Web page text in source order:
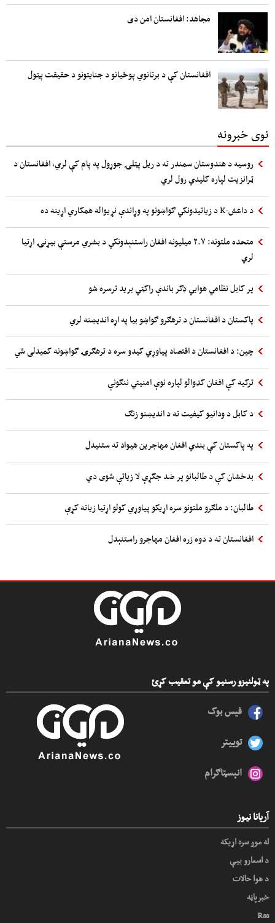
مجاهد: افغانستان امن دی
افغانستان کې د برتانوي پوځیانو د جنایتونو د حقیقت پټول
نوی خبرونه
روسیه د هندوستان سمندر ته د ریل پټلۍ جوړول په پام کې لري، افغانستان د
ټرانزیت لپاره کلیدي رول لري
د داعش-K د زیاتیدونکي ګواښونو په وړاندې نړیواله همکاري اړینه ده
متحده ملتونه: ۲.۷ میلیونه افغان راستنېدونکي د بشري مرستې بیړنۍ اړتیا
لري
پر کابل نظامي هوایي ډګر باندې راکټي برید ترسره شو
پاکستان د افغانستان د ترهګرو ګواښو بیا په اړه اندیښنه لري
چین: د افغانستان د اقتصاد پیاوړي کیدو سره د ترهګرۍ ګواښونه کمیدلی شي
ترکیه کې افغان کډوالو لپاره نوې امنیتي ننګونې
د کابل د ودانیو کیفیت ته د اندیښنو زنګ
په پاکستان کې بندي افغان مهاجرین هیواد ته ستنیدل
بدخشان کې د طالبانو پر ضد جګړې لا زیاتې شوی دي
طالبان: د ملګرو ملتونو سره اړیکو پیاوړي کولو اړتیا زیاته کړې
افغانستان ته د دوه زره افغان مهاجرو راستنېدل
په ټولنیزو رسنیو کې مو تعقیب کړئ
فیس بوک
توییتر
انېسټاګرام
آریانا نیوز
له موږ سره اړیکه
د اسعارو بیې
د هوا حالات
خبرپاڼه
Rss